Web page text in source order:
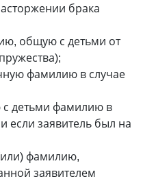
брака
общую с детьми от
фамилию в случае
детьми фамилию в
если за­явитель был на
фамилию,
заявителем